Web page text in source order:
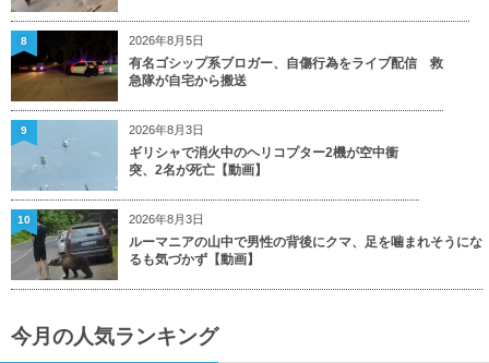
2026年8月5日
有名ゴシップ系ブロガー、自傷行為をライブ配信 救
急隊が自宅から搬送
8
2026年8月3日
ギリシャで消火中のヘリコプター2機が空中衝
突、2名が死亡【動画】
9
2026年8月3日
ルーマニアの山中で男性の背後にクマ、足を噛まれそうにな
るも気づかず【動画】
10
今月の人気ランキング